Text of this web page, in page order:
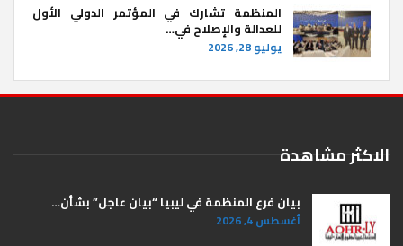
المنظمة تشارك في المؤتمر الدولي الأول
للعدالة والإصلاح في…
يوليو 28, 2026
الاكثر مشاهدة
بيان فرع المنظمة في ليبيا “بيان عاجل” بشأن…
أغسطس 4, 2026